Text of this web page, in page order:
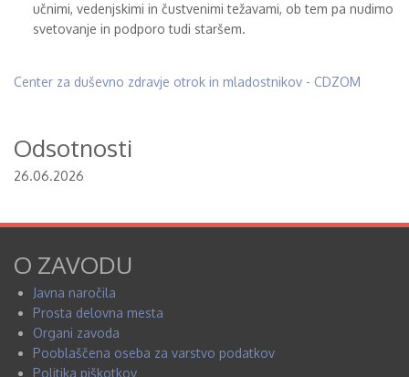
učnimi, vedenjskimi in čustvenimi težavami, ob tem pa nudimo
svetovanje in podporo tudi staršem.
Center za duševno zdravje otrok in mladostnikov - CDZOM
Odsotnosti
26.06.2026
O ZAVODU
Javna naročila
Prosta delovna mesta
Organi zavoda
Pooblaščena oseba za varstvo podatkov
Politika piškotkov